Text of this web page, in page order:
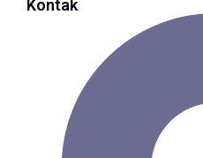
Kontak